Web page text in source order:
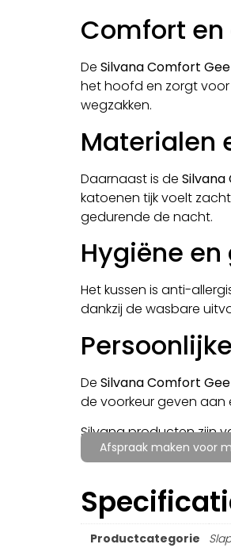
Comfort
De Silvana Comfort
het hoofd en zorgt
wegzakken.
Materialen
Daarnaast is de
katoenen tijk voelt
gedurende de nacht.
Hygiëne
Het kussen is anti-
dankzij de wasbare
De Silvana Comfort
de voorkeur geven aan
Silvana producten zijn
Om dit product
Afspraak maken voor
Productcategorie